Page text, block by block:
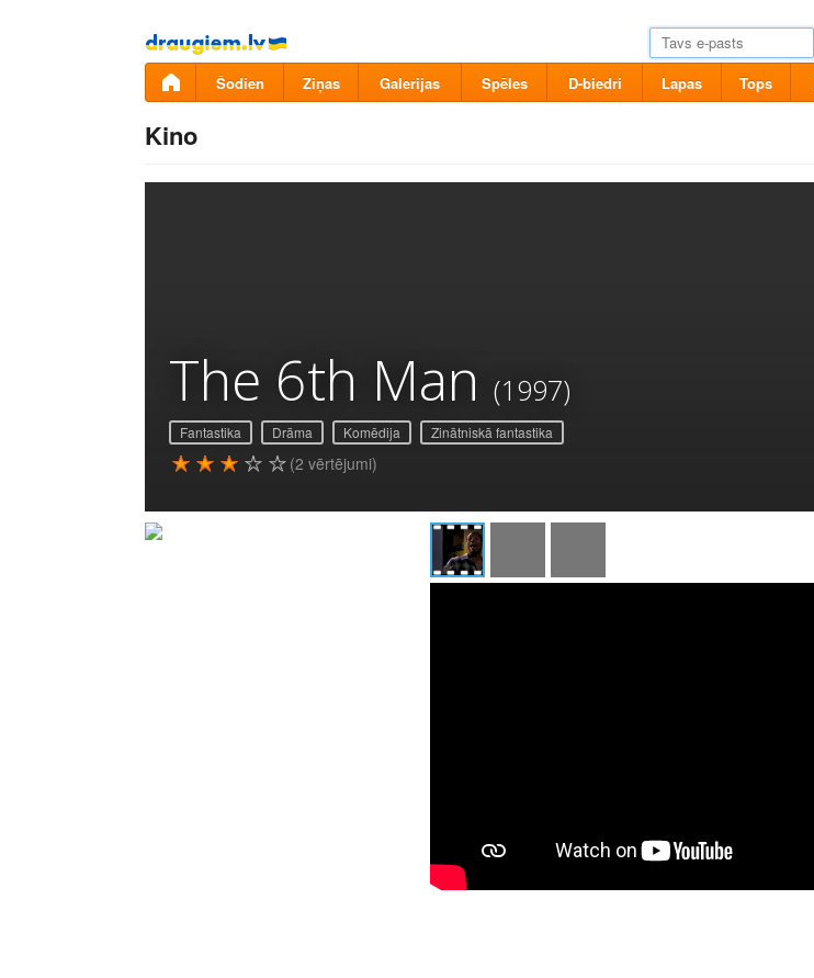
Pāriet
uz
saturu
Šodien Ziņas Galerijas Spēles D-biedri Lapas Tops
Kino
The 6th Man (1997)
Fantastika Drāma Komēdija Zinātniskā fantastika
(2 vērtējumi)